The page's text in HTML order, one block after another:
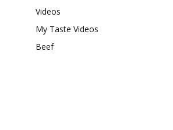
Videos
My Taste Videos
Beef